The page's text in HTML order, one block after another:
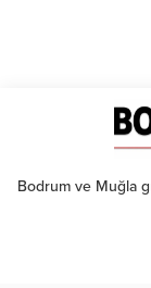
Bodrum ve Muğla